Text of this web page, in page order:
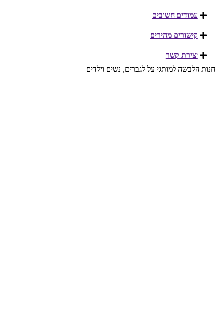
עמודים חשובים
קישורים מהירים​
יצירת קשר​
חנות הלבשה למותגי על לגברים, נשים וילדים